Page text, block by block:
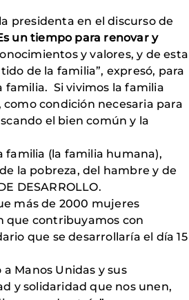
presidenta en el discurso de
un tiempo para renovar y
y valores, y de esta
de la familia”, expresó, para
familia. Si vivimos la familia
condición necesaria para
el bien común y la
familia (la familia humana),
la pobreza, del hambre y de
DESARROLLO.
más de 2000 mujeres
que contribuyamos con
que se desarrollaría el día 15
Manos Unidas y sus
y solidaridad que nos unen,